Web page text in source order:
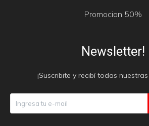
Promocion 50%
Newsletter!
¡Suscribite y recibí todas